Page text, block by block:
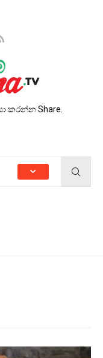
කරන්න Share.